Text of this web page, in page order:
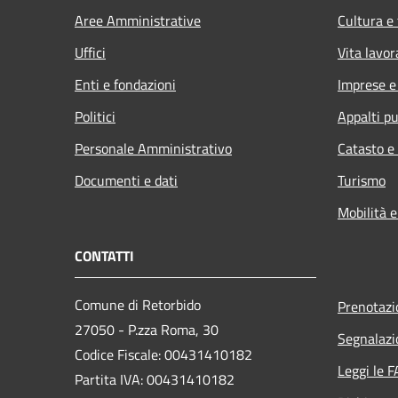
Aree Amministrative
Uffici
Enti e fondazioni
Politici
Personale Amministrativo
Documenti e dati
Cultura
Vita
Imprese
Appalti
Catasto
Turismo
Mobilità
CONTATTI
Comune di Retorbido
27050 - P.zza Roma, 30
Codice Fiscale: 00431410182
Partita IVA: 00431410182
Leggi le